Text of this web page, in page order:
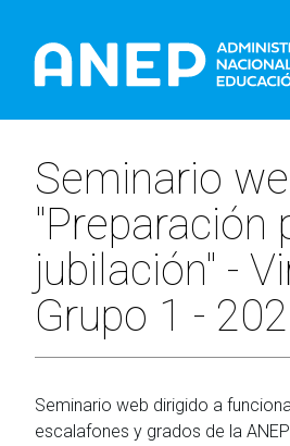
Seminario
"Preparación
jubilación" -
Grupo 1 -
Seminario web dirigido a
escalafones y grados de la